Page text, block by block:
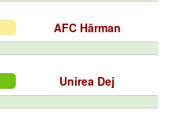
AFC Hărman
Unirea Dej